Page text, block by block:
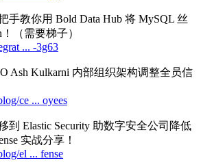
手教你用 Bold Data Hub 将 MySQL 丝
！（需要梯子）
... -3g63
Ash Kulkarni 内部组织架构调整全员信
ce ... oyees
到 Elastic Security 助数字安全公司降低
实战分享！
el ... fense